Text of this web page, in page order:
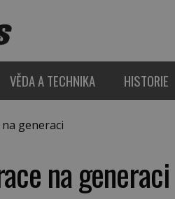
VĚDA A TECHNIKA HISTORIE
generaci
na generaci